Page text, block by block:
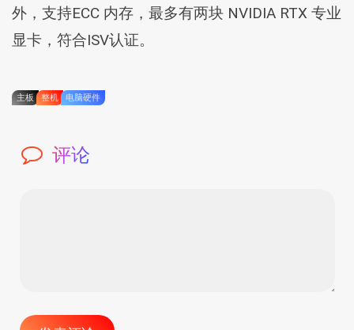
外，支持ECC 内存，最多有两块 NVIDIA RTX 专业
显卡，符合ISV认证。
主板 整机 电脑硬件
评论